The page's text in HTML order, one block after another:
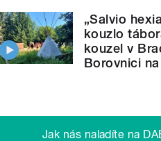
" style="">Mgr. Zdeněk
„Salvio
kouzlo
kouzel v
Borovnici
Jak nás naladíte na